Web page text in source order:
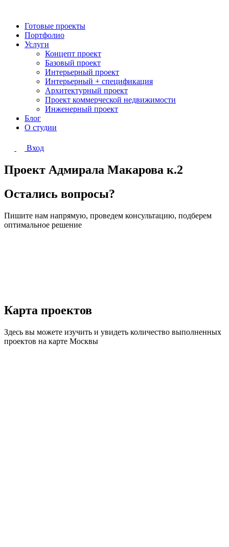
Готовые проекты
Портфолио
Услуги
Концепт проект
Базовый проект
Интерьерный проект
Интерьерный + спецификация
Архитектурный проект
Проект коммерческой недвижимости
Инженерный проект
Блог
О студии
Вход
Проект Адмирала Макарова к.2
Остались вопросы?
Пишите нам напрямую, проведем консультацию, подберем
оптимальное решение
Карта проектов
Здесь вы можете изучить и увидеть количество выполненных
проектов на карте Москвы